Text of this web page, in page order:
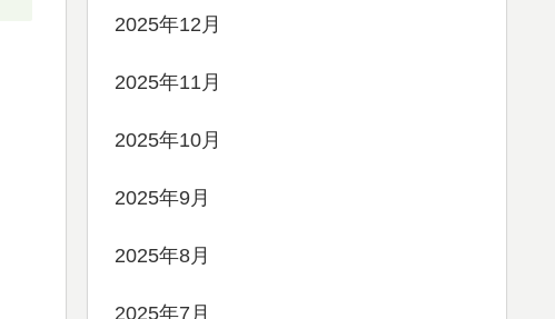
2025年12月
2025年11月
2025年10月
2025年9月
2025年8月
2025年7月